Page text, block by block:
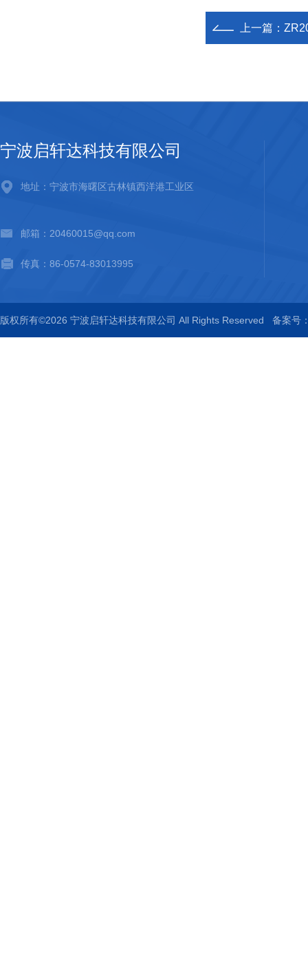
上一篇：
宁波启轩达科技有限公司
地址：宁波市海曙区古林镇西洋港工业区
邮箱：20460015@qq.com
传真：86-0574-83013995
版权所有©2026 宁波启轩达科技有限公司 All Rights Reserved 备案号